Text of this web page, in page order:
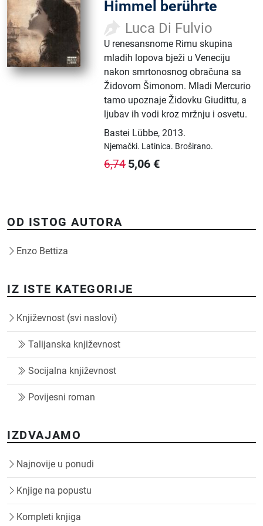
Himmel berührte
Luca Di Fulvio
U renesansnome Rimu skupina
mladih lopova bježi u Veneciju
nakon smrtonosnog obračuna sa
Židovom Šimonom. Mladi Mercurio
tamo upoznaje Židovku Giudittu, a
ljubav ih vodi kroz mržnju i osvetu.
Bastei Lübbe,2013.
Njemački. Latinica. Broširano.
6,74 5,06 €
OD ISTOG AUTORA
Enzo Bettiza
IZ ISTE KATEGORIJE
Književnost (svi naslovi)
Talijanska književnost
Socijalna književnost
Povijesni roman
IZDVAJAMO
Najnovije u ponudi
Knjige na popustu
Kompleti knjiga